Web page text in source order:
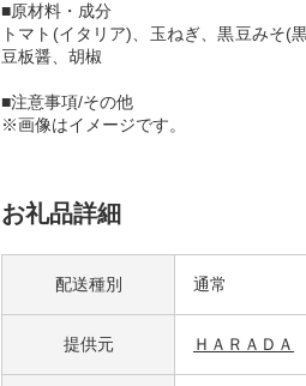
■原材料・成分
トマト(イタリア)、玉ねぎ、黒豆みそ(
豆板醤、胡椒
■注意事項/その他
※画像はイメージです。
お礼品詳細
配送種別 通常
提供元 ＨＡＲＡＤＡ